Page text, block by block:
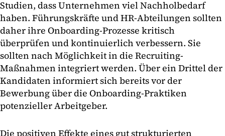
Studien, dass Unternehmen viel Nachholbedarf
haben. Führungskräfte und HR-Abteilungen sollten
daher ihre Onboarding-Prozesse kritisch
überprüfen und kontinuierlich verbessern. Sie
sollten nach Möglichkeit in die Recruiting-
Maßnahmen integriert werden. Über ein Drittel der
Kandidaten informiert sich bereits vor der
Bewerbung über die Onboarding-Praktiken
potenzieller Arbeitgeber.
Die positiven Effekte eines gut strukturierten